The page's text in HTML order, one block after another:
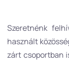
Szeretnénk
használt
zárt csoportban